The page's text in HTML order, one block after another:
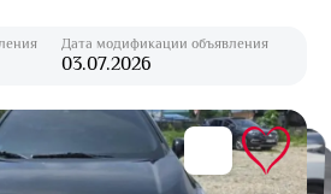
Дата модификации объявления
03.07.2026